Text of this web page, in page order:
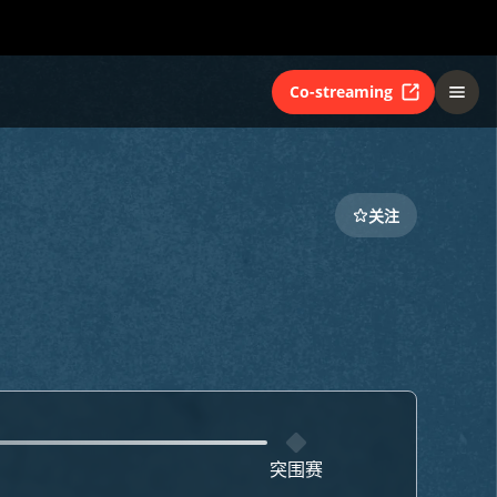
Co-streaming
关注
突围赛